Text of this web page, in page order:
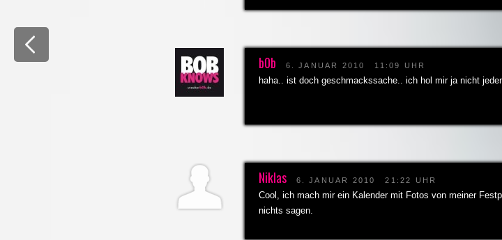
b0b 6. JANUAR 2010 11:09 UHR
haha.. ist doch geschmackssache.. ich hol mir ja nicht
Niklas 6. JANUAR 2010 21:22 UHR
Cool, ich mach mir ein Kalender mit Fotos von meiner
nichts sagen.